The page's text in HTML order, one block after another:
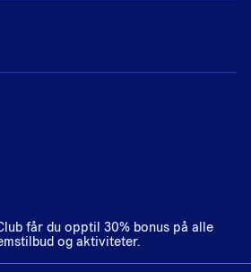
får du opptil 30% bonus på alle
og aktiviteter.